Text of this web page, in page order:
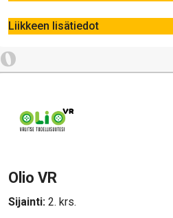
Liikkeen lisätiedot
O
Olio VR
Sijainti: 2. krs.